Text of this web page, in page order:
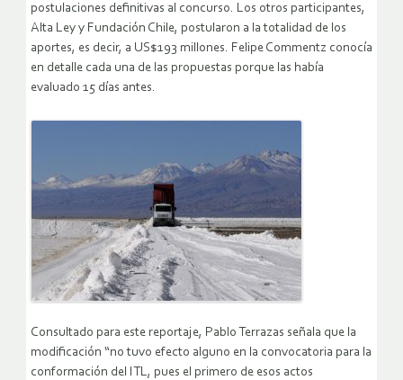
postulaciones definitivas al concurso. Los otros participantes,
Alta Ley y Fundación Chile, postularon a la totalidad de los
aportes, es decir, a US$193 millones. Felipe Commentz conocía
en detalle cada una de las propuestas porque las había
evaluado 15 días antes.
Consultado para este reportaje, Pablo Terrazas señala que la
modificación “no tuvo efecto alguno en la convocatoria para la
conformación del ITL, pues el primero de esos actos